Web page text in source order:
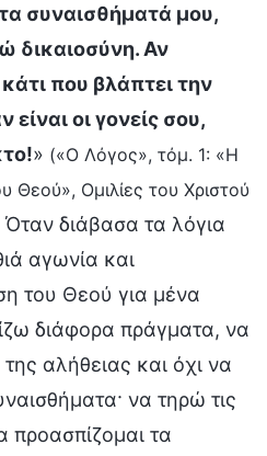
συναισθήματά μου,
δικαιοσύνη. Αν
που βλάπτει την
οι γονείς σου,
» («Ο Λόγος», τόμ. 1: «Η
Θεού», Ομιλίες του Χριστού
Όταν διάβασα τα λόγια
αγωνία και
του Θεού για μένα
διάφορα πράγματα, να
αλήθειας και όχι να
να τηρώ τις
προασπίζομαι τα